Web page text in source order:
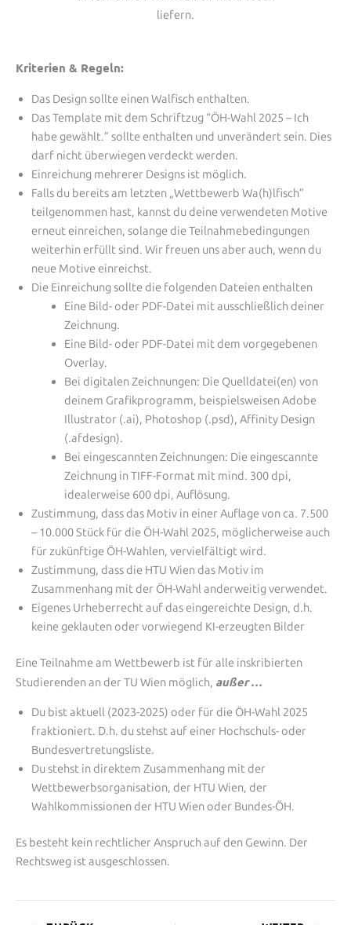
liefern.
Kriterien & Regeln:
Das Design sollte einen Walfisch enthalten.
Das Template mit dem Schriftzug “ÖH-Wahl 2025 – Ich
habe gewählt.” sollte enthalten und unverändert sein. Dies
darf nicht überwiegen verdeckt werden.
Einreichung mehrerer Designs ist möglich.
Falls du bereits am letzten „Wettbewerb Wa(h)lfisch”
teilgenommen hast, kannst du deine verwendeten Motive
erneut einreichen, solange die Teilnahmebedingungen
weiterhin erfüllt sind. Wir freuen uns aber auch, wenn du
neue Motive einreichst.
Die Einreichung sollte die folgenden Dateien enthalten
Eine Bild- oder PDF-Datei mit ausschließlich deiner
Zeichnung.
Eine Bild- oder PDF-Datei mit dem vorgegebenen
Overlay.
Bei digitalen Zeichnungen: Die Quelldatei(en) von
deinem Grafikprogramm, beispielsweisen Adobe
Illustrator (.ai), Photoshop (.psd), Affinity Design
(.afdesign).
Bei eingescannten Zeichnungen: Die eingescannte
Zeichnung in TIFF-Format mit mind. 300 dpi,
idealerweise 600 dpi, Auflösung.
Zustimmung, dass das Motiv in einer Auflage von ca. 7.500
– 10.000 Stück für die ÖH-Wahl 2025, möglicherweise auch
für zukünftige ÖH-Wahlen, vervielfältigt wird.
Zustimmung, dass die HTU Wien das Motiv im
Zusammenhang mit der ÖH-Wahl anderweitig verwendet.
Eigenes Urheberrecht auf das eingereichte Design, d.h.
keine geklauten oder vorwiegend KI-erzeugten Bilder
Eine Teilnahme am Wettbewerb ist für alle inskribierten
Studierenden an der TU Wien möglich, außer …
Du bist aktuell (2023-2025) oder für die ÖH-Wahl 2025
fraktioniert. D.h. du stehst auf einer Hochschuls- oder
Bundesvertretungsliste.
Du stehst in direktem Zusammenhang mit der
Wettbewerbsorganisation, der HTU Wien, der
Wahlkommissionen der HTU Wien oder Bundes-ÖH.
Es besteht kein rechtlicher Anspruch auf den Gewinn. Der
Rechtsweg ist ausgeschlossen.